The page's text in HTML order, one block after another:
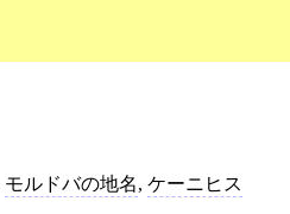
モルドバの地名, ケーニヒス